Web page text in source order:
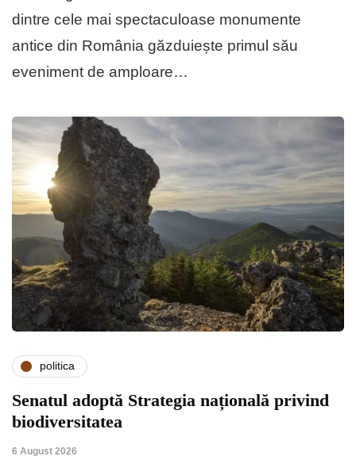
dintre cele mai spectaculoase monumente
antice din România găzduiește primul său
eveniment de amploare…
politica
Senatul adoptă Strategia națională privind
biodiversitatea
6 August 2026